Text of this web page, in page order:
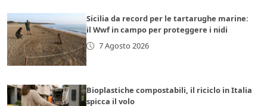
Sicilia da record per le tartarughe marine:
il Wwf in campo per proteggere i nidi
7 Agosto 2026
Bioplastiche compostabili, il riciclo in Italia
spicca il volo